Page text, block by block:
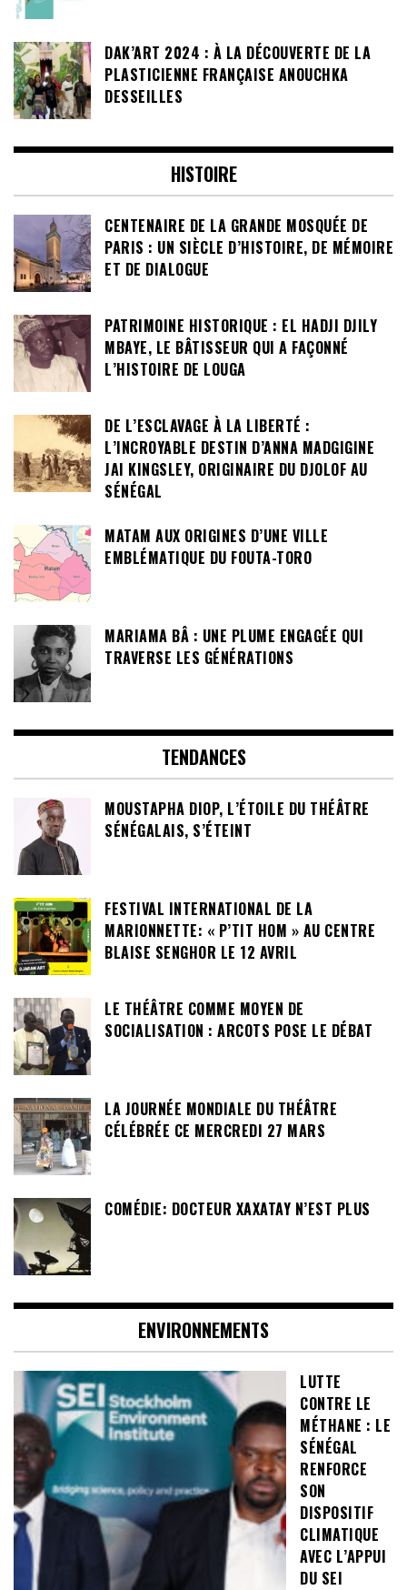
DAK’ART 2024 : À LA DÉCOUVERTE DE LA
PLASTICIENNE FRANÇAISE ANOUCHKA
DESSEILLES
HISTOIRE
CENTENAIRE DE LA GRANDE MOSQUÉE DE
PARIS : UN SIÈCLE D’HISTOIRE, DE MÉMOIRE
ET DE DIALOGUE
PATRIMOINE HISTORIQUE : EL HADJI DJILY
MBAYE, LE BÂTISSEUR QUI A FAÇONNÉ
L’HISTOIRE DE LOUGA
DE L’ESCLAVAGE À LA LIBERTÉ :
L’INCROYABLE DESTIN D’ANNA MADGIGINE
JAI KINGSLEY, ORIGINAIRE DU DJOLOF AU
SÉNÉGAL
MATAM AUX ORIGINES D’UNE VILLE
EMBLÉMATIQUE DU FOUTA-TORO
MARIAMA BÂ : UNE PLUME ENGAGÉE QUI
TRAVERSE LES GÉNÉRATIONS
TENDANCES
MOUSTAPHA DIOP, L’ÉTOILE DU THÉÂTRE
SÉNÉGALAIS, S’ÉTEINT
FESTIVAL INTERNATIONAL DE LA
MARIONNETTE: « P’TIT HOM » AU CENTRE
BLAISE SENGHOR LE 12 AVRIL
LE THÉÂTRE COMME MOYEN DE
SOCIALISATION : ARCOTS POSE LE DÉBAT
LA JOURNÉE MONDIALE DU THÉÂTRE
CÉLÉBRÉE CE MERCREDI 27 MARS
COMÉDIE: DOCTEUR XAXATAY N’EST PLUS
ENVIRONNEMENTS
LUTTE
CONTRE LE
MÉTHANE : LE
SÉNÉGAL
RENFORCE
SON
DISPOSITIF
CLIMATIQUE
AVEC L’APPUI
DU SEI